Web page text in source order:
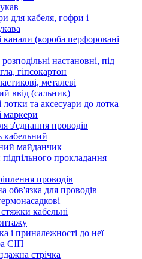
для кабеля, гофри і
канали (короба перфоровані
настановні, під
гіпсокартон
металеві
ввід (сальник)
лотки та аксесуари до лотка
маркери
з'єднання проводів
кабельний
майданчик
прокладання
проводів
обв'язка для проводів
кабельні
і приналежності до неї
СІП
стрічка